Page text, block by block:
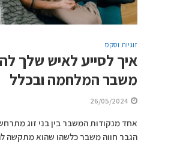
זוגיות וסקס
איך לסייע לאיש שלך
משבר המלחמה ובכלל
26/05/2024
אחד מנקודות המשבר בין בני זוג
הגבר חווה משבר כלשהו שהוא מתקשה